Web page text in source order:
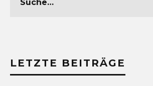
LETZTE BEITRÄGE